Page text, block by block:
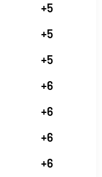
+5
+5
+5
+6
+6
+6
+6